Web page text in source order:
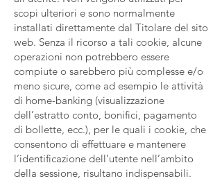
scopi ulteriori e sono normalmente
installati direttamente dal Titolare del sito
web. Senza il ricorso a tali cookie, alcune
operazioni non potrebbero essere
compiute o sarebbero più complesse e/o
meno sicure, come ad esempio le attività
di home-banking (visualizzazione
dell’estratto conto, bonifici, pagamento
di bollette, ecc.), per le quali i cookie, che
consentono di effettuare e mantenere
l’identificazione dell’utente nell’ambito
della sessione, risultano indispensabili.